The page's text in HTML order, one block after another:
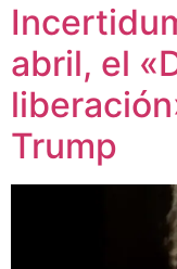
abril, el
Trump